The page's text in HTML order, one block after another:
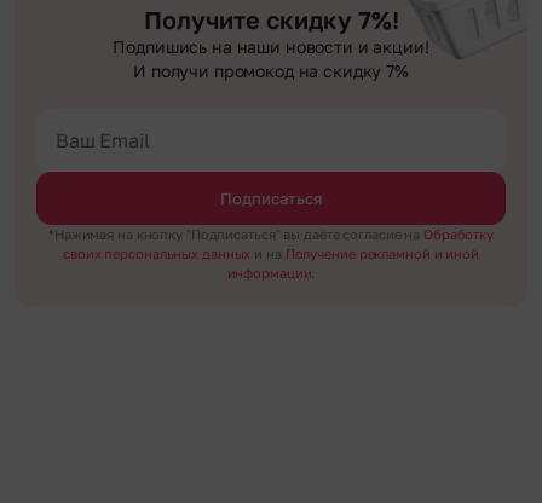
Получите скидку 7%!
Подпишись на наши новости и акции!
И получи промокод на скидку 7%
Подписаться
*Нажимая на кнопку "Подписаться" вы даёте согласие на Обработку
своих персональных данных и на Получение рекламной и иной
информации.